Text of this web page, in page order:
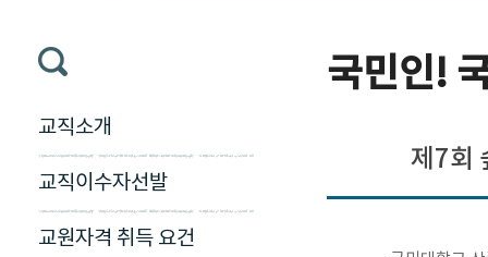
교직소개
교직이수자선발
교원자격 취득 요건
국민인!
제7회